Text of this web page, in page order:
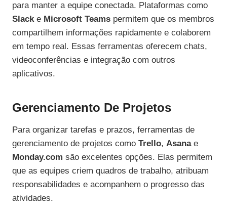
para manter a equipe conectada. Plataformas como
Slacke Microsoft Teams permitem que os membros
compartilhem informações rapidamente e colaborem
em tempo real. Essas ferramentas oferecem chats,
videoconferências e integração com outros
aplicativos.
Gerenciamento De Projetos
Para organizar tarefas e prazos, ferramentas de
gerenciamento de projetos como Trello, Asanae
Monday.com são excelentes opções. Elas permitem
que as equipes criem quadros de trabalho, atribuam
responsabilidades e acompanhem o progresso das
atividades.